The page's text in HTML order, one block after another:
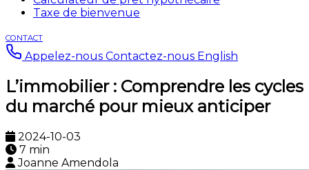
Taxe de bienvenue
CONTACT
Appelez-nous Contactez-nous English
L’immobilier : Comprendre les cycles
du marché pour mieux anticiper
2024-10-03
7 min
Joanne Amendola